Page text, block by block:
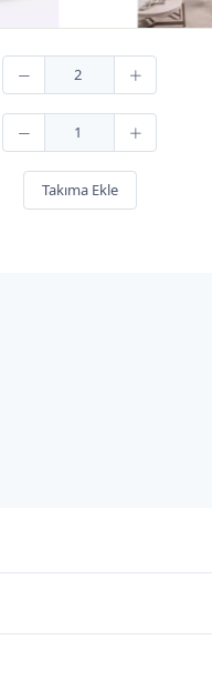
Takıma Ekle